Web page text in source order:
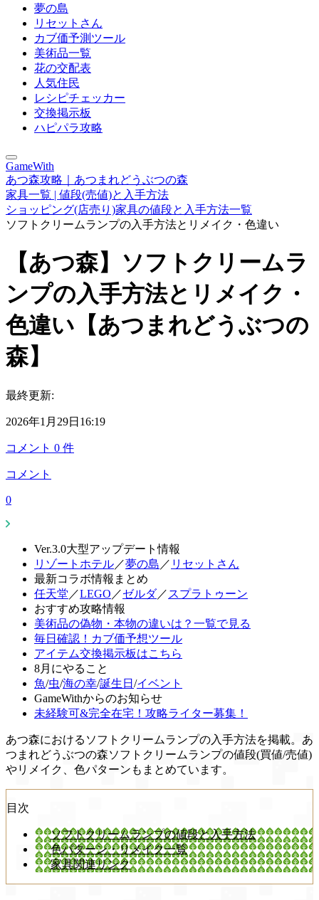
夢の島
リセットさん
カブ価予測ツール
美術品一覧
花の交配表
人気住民
レシピチェッカー
交換掲示板
ハピパラ攻略
GameWith
あつ森攻略｜あつまれどうぶつの森
家具一覧 | 値段(売値)と入手方法
ショッピング(店売り)家具の値段と入手方法一覧
ソフトクリームランプの入手方法とリメイク・色違い
【あつ森】ソフトクリームラ
ンプの入手方法とリメイク・
色違い【あつまれどうぶつの
森】
最終更新:
2026年1月29日16:19
コメント 0 件
コメント
0
Ver.3.0大型アップデート情報
リゾートホテル／夢の島 ／ リセットさん
最新コラボ情報まとめ
任天堂 ／LEGO ／ゼルダ／ スプラトゥーン
おすすめ攻略情報
美術品の偽物・本物の違いは？一覧で見る
毎日確認！カブ価予想ツール
アイテム交換掲示板はこちら
8月にやること
魚/虫/海の幸/誕生日 /イベント
GameWithからのお知らせ
未経験可&完全在宅！攻略ライター募集！
あつ森におけるソフトクリームランプの入手方法を掲載。あ
つまれどうぶつの森ソフトクリームランプの値段(買値/売値)
やリメイク、色パターンもまとめています。
目次
ソフトクリームランプの値段と入手方法
色パターン・リメイク一覧
家具関連リンク